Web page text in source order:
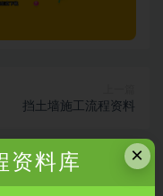
挡土墙施工流程资料
×
资料库